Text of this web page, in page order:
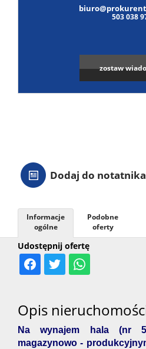
503 038
zostaw
Dodaj do notatnika
Udostępnij ofertę
Informacje
ogólne
Podobne
oferty
Opis
Na wynajem hala (nr
magazynowo -